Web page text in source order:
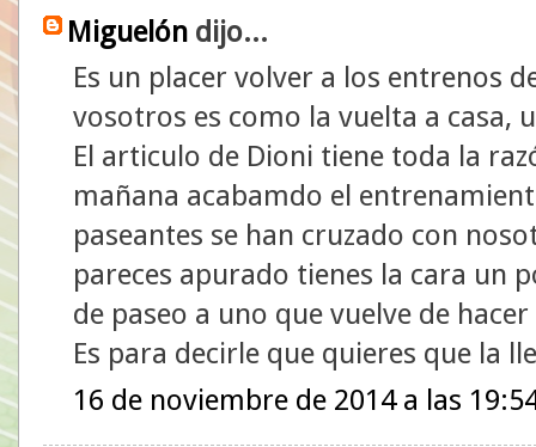
Miguelón dijo...
Es un placer volver a los entrenos
vosotros es como la vuelta a casa,
El articulo de Dioni tiene toda la
mañana acabamdo el
paseantes se han cruzado con
pareces apurado tienes la cara un
de paseo a uno que vuelve de
Es para decirle que quieres que la
16 de noviembre de 2014 a las